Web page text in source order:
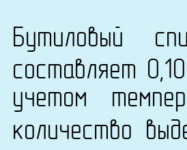
Бутиловый
составляет
учетом
количество